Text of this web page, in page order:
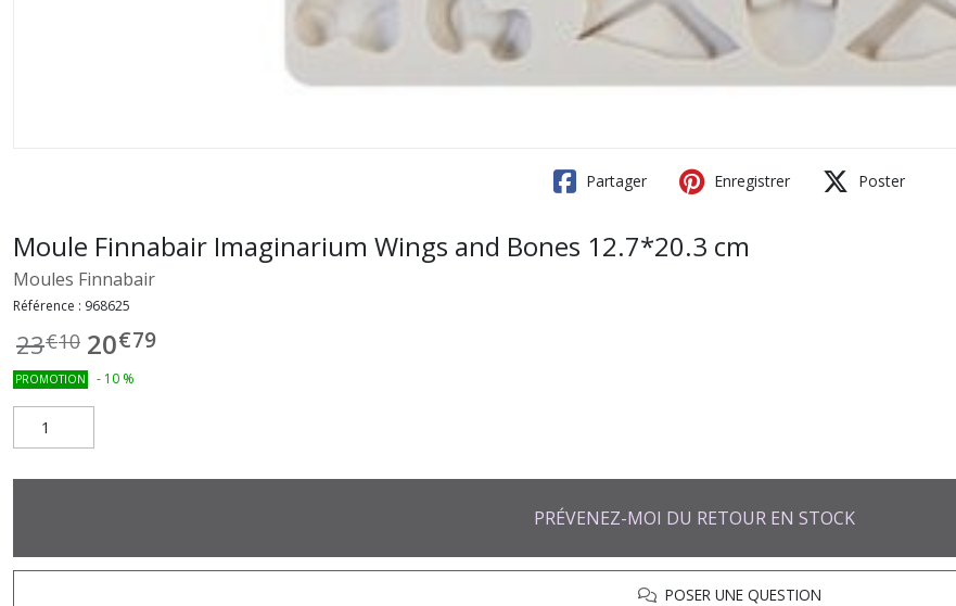
Partager Enregistrer Poster
Moule Finnabair Imaginarium Wings and Bones 12.7*20.3 cm
Moules Finnabair
Référence : 968625
23€10 20€79
PROMOTION - 10 %
PRÉVENEZ-MOI DU RETOUR EN STOCK
POSER UNE QUESTION